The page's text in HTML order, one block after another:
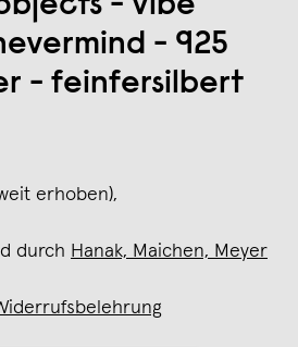
- 925
- feinfersilbert
erhoben),
durch Hanak, Maichen, Meyer